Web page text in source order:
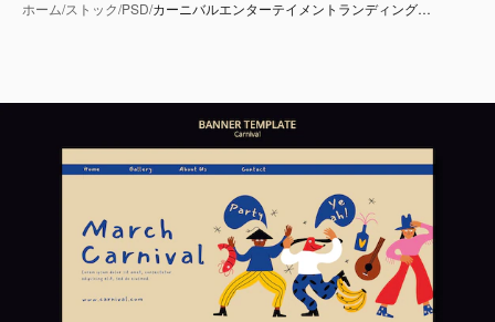
ホーム/ストック/PSD/カーニバルエンターテイメントランディング…